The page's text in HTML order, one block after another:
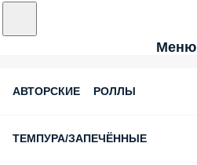
Меню
АВТОРСКИЕ РОЛЛЫ
ТЕМПУРА/ЗАПЕЧЁННЫЕ